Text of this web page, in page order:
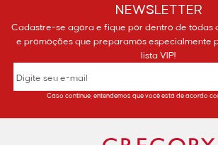
NEWSLETTER
Cadastre-se agora e fique por dentro de todas
e promoções que preparamos especialmente
lista VIP!
Caso continue, entendemos que você está de acordo